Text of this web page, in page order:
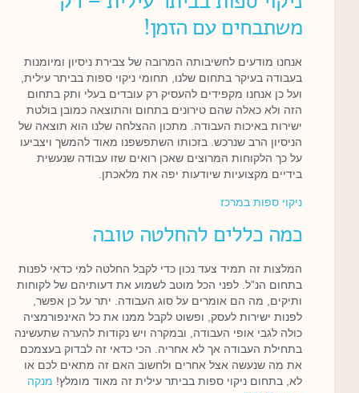
משתבחים עם הזמן!
אנחנו מודעים לחשיבותה המרובה של צבירת ניסיון ומיומנות
בעבודה בעיקר בתחום שלנו, תחומי ניקוי ספות בביתר עילית,
ועל כן אנחנו מקפידים להעסיק רק עובדים בעלי ותק בתחום
הזה ולא כאלה שהם טירונים בתחום והתוצאה כמובן בולטת
ישירות באיכות העבודה. מתכון ההצלחה שלנו הוא תוצאה של
הניסיון הרב שנרכש. בזכותו השתפשפנו מאוד להמשך ויצביעו
על כך הלקוחות המרוצים שאכן רואים שזו עבודה שנעשית
בידיים מקצועיות שיודעות יפה את מלאכתן.
ניקוי ספות במרכז
כמה כללים להחלטה טובה
המלצות זה תמיד צעד נכון כדי לקבל החלטה למי כדאי לפנות
בתחום הנ”ל. לפני הכל מוטב לשמוע את דעותיהם של לקוחות
ותיקים, מה הם אומרים על סוג העבודה. יתר על כן אפשר,
לפנות ישירות לעסק, ופשוט לקבל ממנו את כל האינפורמציה
כולה לגבי אופי העבודה, ובמקרה ויש נקודות להערה שתעשינה
בתחילת העבודה אך לא אחריה. הכי כדאי זה לבדוק בעצמכם
את מה שנעשה אצל אחרים ולחשוב האם זה מתאים לכם או
לא, בתחום ניקוי ספות בביתר עילית זה מאוד מומלץ! מנקה